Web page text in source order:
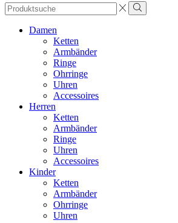
Search
input
Damen
Ketten
Armbänder
Ringe
Ohrringe
Uhren
Accessoires
Herren
Ketten
Armbänder
Ringe
Uhren
Accessoires
Kinder
Ketten
Armbänder
Ohrringe
Uhren